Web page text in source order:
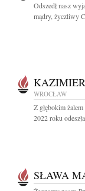
Odszedł nasz
mądry, życzliwy
WROCŁAW
Z głębokim
2022 roku
SŁAWA